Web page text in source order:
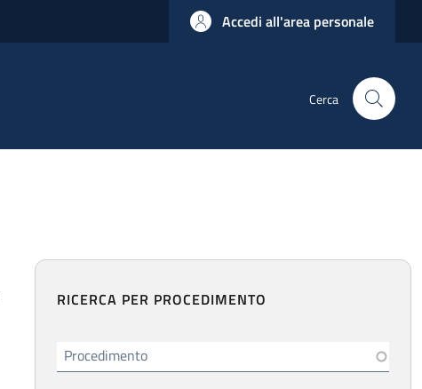
Accedi all'area personale
Cerca
RICERCA PER PROCEDIMENTO
Procedimento